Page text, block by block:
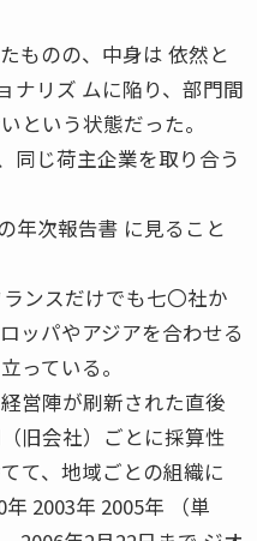
ものの、中身は 依然と
ナリズ ムに陥り、部門間
という状態だった。
同じ荷主企業を取り合う
年次報告書 に見ること
ンスだけでも七〇社か
ッパやアジアを合わせる
っている。
営陣が刷新された直後
旧会社）ごとに採算性
て、地域ごとの組織に
年 2003年 2005年 （単